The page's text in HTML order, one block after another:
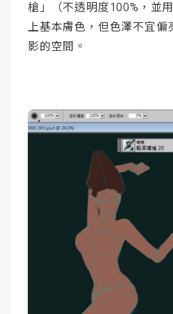
槍」（不透明度100%，並
上基本膚色，但色澤不宜偏
影的空間。